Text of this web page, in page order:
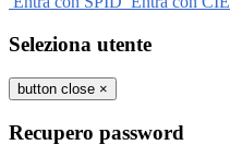
Seleziona utente
button close ×
Recupero password